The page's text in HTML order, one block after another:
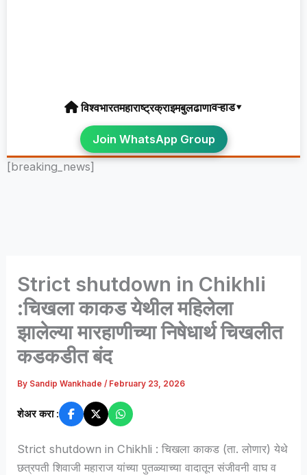
विश्वभारतमहाराष्ट्रक्राइमबुलढाणावऱ्हाड▾
Join WhatsApp Group
[breaking_news]
Strict shutdown in Chikhli
:चिखला काकड येथील महिलेला
झालेल्या मारहाणीच्या निषेधार्थ चिखलीत
कडकडीत बंद
By Sandip Wankhade/ February 23, 2026
शेअर करा :
Strict shutdown in Chikhli : चिखला काकड (ता. लोणार) येथे
छत्रपती शिवाजी महाराज यांच्या पुतळ्याच्या वादातून संजीवनी वाघ व